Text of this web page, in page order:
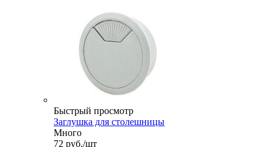
Быстрый просмотр
Заглушка для столешницы
Много
72 руб./шт